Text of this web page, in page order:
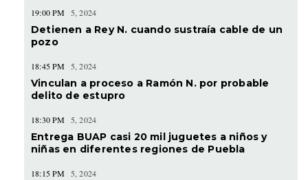
19:00 PM 5, 2024
Detienen a Rey N. cuando sustraía cable de un
pozo
18:45 PM 5, 2024
Vinculan a proceso a Ramón N. por probable
delito de estupro
18:30 PM 5, 2024
Entrega BUAP casi 20 mil juguetes a niños y
niñas en diferentes regiones de Puebla
18:15 PM 5, 2024